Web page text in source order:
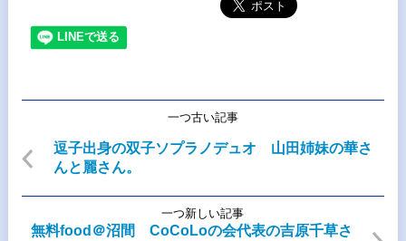
一つ古い記事
逗子出身の双子ソプラノデュオ 山田姉妹の華さ
んと麗さん。
一つ新しい記事
無料food＠沼間 CoCoLoの会代表の吉原千草さ